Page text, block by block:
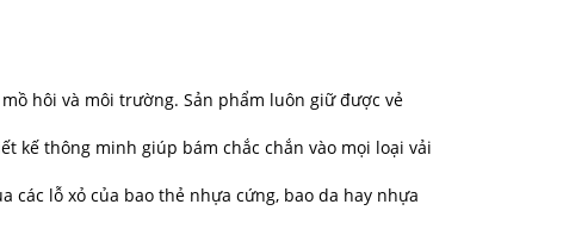
hôi và môi trường. Sản phẩm luôn giữ được vẻ
kế thông minh giúp bám chắc chắn vào mọi loại vải
các lỗ xỏ của bao thẻ nhựa cứng, bao da hay nhựa